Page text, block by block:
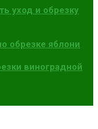
уход и обрезку
обрезке яблони
виноградной